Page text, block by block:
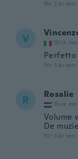
för 2 år sen
V Gick
Perfetto
för 3 år sen
R Rosalie
Gick
Volume
De
för 3 år sen